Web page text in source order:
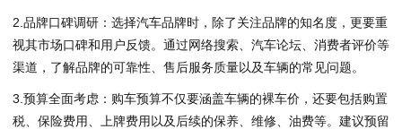
2.品牌口碑调研：选择汽车品牌时，除了关注品牌的知名度，更要重
视其市场口碑和用户反馈。通过网络搜索、汽车论坛、消费者评价等
渠道，了解品牌的可靠性、售后服务质量以及车辆的常见问题。
3.预算全面考虑：购车预算不仅要涵盖车辆的裸车价，还要包括购置
税、保险费用、上牌费用以及后续的保养、维修、油费等。建议预留